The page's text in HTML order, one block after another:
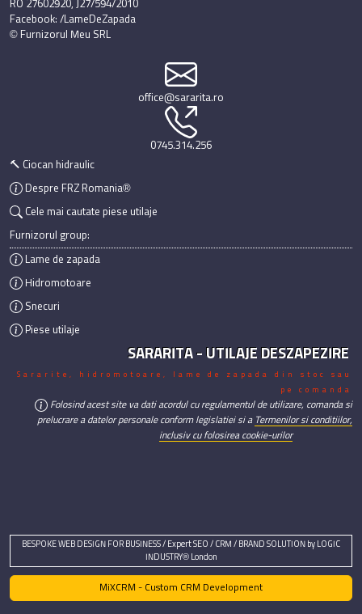
RO 27602920, J27/594/2010
Facebook: /LameDeZapada
© Furnizorul Meu SRL
office@sararita.ro
0745.314.256
🔨 Ciocan hidraulic
Despre FRZ Romania®
Cele mai cautate piese utilaje
Furnizorul group:
Lame de zapada
Hidromotoare
Snecuri
Piese utilaje
SARARITA - UTILAJE DESZAPEZIRE
Sararite, hidromotoare, lame de zapada din stoc sau
pe comanda
Folosind acest site va dati acordul cu regulamentul de utilizare, comanda si
prelucrare a datelor personale conform legislatiei si a Termenilor si conditiilor,
inclusiv cu folosirea cookie-urilor
BESPOKE WEB DESIGN FOR BUSINESS / Expert SEO / CRM / BRAND SOLUTION by LOGIC
INDUSTRY® London
MiXCRM - Custom CRM Development